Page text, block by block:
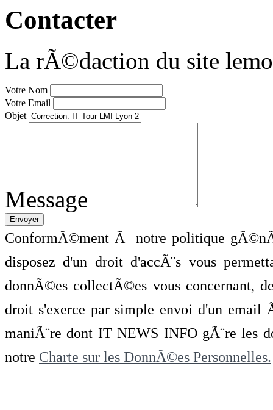
Contacter
La rÃ©daction du site
Votre Nom
Votre Email
Objet
Message
ConformÃ©ment Ã notre politique
disposez d'un droit d'accÃ¨s vous
donnÃ©es collectÃ©es vous concernant,
droit s'exerce par simple envoi d'un
maniÃ¨re dont IT NEWS INFO gÃ¨re les
notre Charte sur les DonnÃ©es Personnelles.